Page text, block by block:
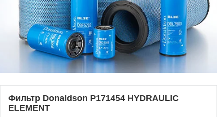
Фильтр Donaldson P171454 HYDRAULIC
ELEMENT